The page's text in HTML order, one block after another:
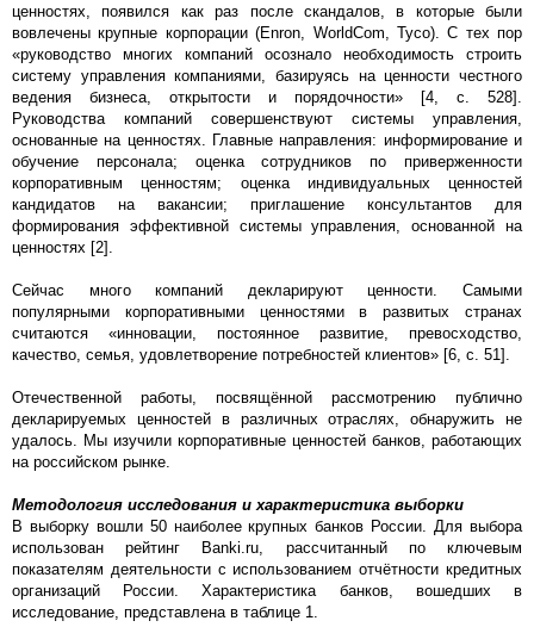
ценностях, появился как раз после скандалов, в которые были
вовлечены крупные корпорации (Enron, WorldCom, Tyco). С тех пор
«руководство многих компаний осознало необходимость строить
систему управления компаниями, базируясь на ценности честного
ведения бизнеса, открытости и порядочности» [4, c. 528].
Руководства компаний совершенствуют системы управления,
основанные на ценностях. Главные направления: информирование и
обучение персонала; оценка сотрудников по приверженности
корпоративным ценностям; оценка индивидуальных ценностей
кандидатов на вакансии; приглашение консультантов для
формирования эффективной системы управления, основанной на
ценностях [2].
Сейчас много компаний декларируют ценности. Самыми
популярными корпоративными ценностями в развитых странах
считаются «инновации, постоянное развитие, превосходство,
качество, семья, удовлетворение потребностей клиентов» [6, c. 51].
Отечественной работы, посвящённой рассмотрению публично
декларируемых ценностей в различных отраслях, обнаружить не
удалось. Мы изучили корпоративные ценностей банков, работающих
на российском рынке.
Методология исследования и характеристика выборки
В выборку вошли 50 наиболее крупных банков России. Для выбора
использован рейтинг Banki.ru, рассчитанный по ключевым
показателям деятельности с использованием отчётности кредитных
организаций России. Характеристика банков, вошедших в
исследование, представлена в таблице 1.